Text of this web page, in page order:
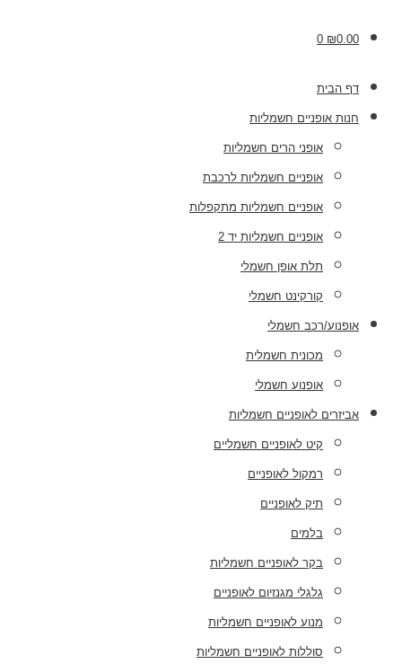
₪0.00
0
דף הבית
חנות אופניים חשמליות
אופני הרים חשמליות
אופניים חשמליות לרכבת
אופניים חשמליות מתקפלות
אופניים חשמליות יד 2
תלת אופן חשמלי
קורקינט חשמלי
אופנוע/רכב חשמלי
מכונית חשמלית
אופנוע חשמלי
אביזרים לאופניים חשמליות
קיט לאופניים חשמליים
רמקול לאופניים
תיק לאופניים
בלמים
בקר לאופניים חשמליות
גלגלי מגנזיום לאופניים
מנוע לאופניים חשמליות
סוללות לאופניים חשמליות